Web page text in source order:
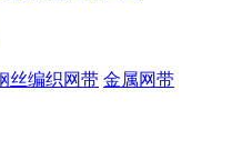
丝编织网带 金属网带